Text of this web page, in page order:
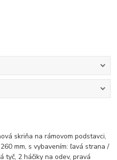
skriňa na rámovom podstavci,
mm, s vybavením: ľavá strana /
tyč, 2 háčiky na odev, pravá